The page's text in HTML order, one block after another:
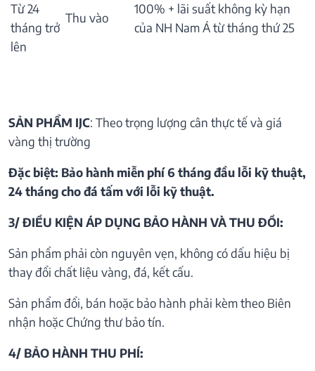
Từ 24
tháng trở
lên
Thu vào
100% + lãi suất không kỳ hạn
của NH Nam Á từ tháng thứ 25
SẢN PHẨM IJC: Theo trọng lượng cân thực tế và giá
vàng thị trường
Đặc biệt: Bảo hành miễn phí 6 tháng đầu lỗi kỹ thuật,
24 tháng cho đá tấm với lỗi kỹ thuật.
3/ ĐIỀU KIỆN ÁP DỤNG BẢO HÀNH VÀ THU ĐỒI:
Sản phẩm phải còn nguyên vẹn, không có dấu hiệu bị
thay đổi chất liệu vàng, đá, kết cấu.
Sản phẩm đổi, bán hoặc bảo hành phải kèm theo Biên
nhận hoặc Chứng thư bảo tín.
4/ BẢO HÀNH THU PHÍ: